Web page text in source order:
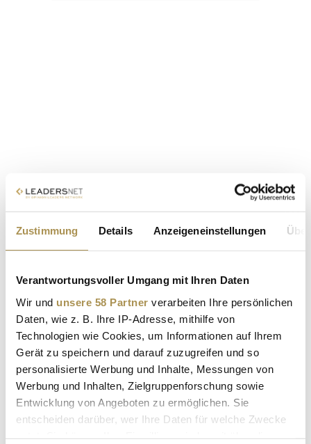
Zustimmung Details Anzeigeneinstellungen
Verantwortungsvoller Umgang mit Ihren Daten
Wir und unsere 58 Partner verarbeiten Ihre persönlichen
Daten, wie z. B. Ihre IP-Adresse, mithilfe von
Technologien wie Cookies, um Informationen auf Ihrem
Gerät zu speichern und darauf zuzugreifen und so
personalisierte Werbung und Inhalte, Messungen von
Werbung und Inhalten, Zielgruppenforschung sowie
Entwicklung von Angeboten zu ermöglichen. Sie
entscheiden darüber, wer Ihre Daten für welche Zwecke